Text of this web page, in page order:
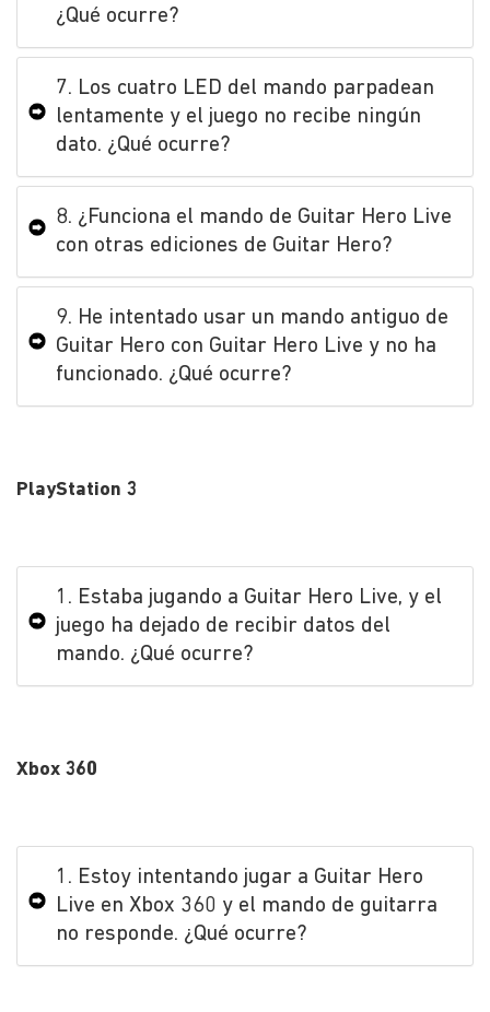
¿Qué ocurre?
7. Los cuatro LED del mando parpadean
lentamente y el juego no recibe ningún
dato. ¿Qué ocurre?
8. ¿Funciona el mando de Guitar Hero Live
con otras ediciones de Guitar Hero?
9. He intentado usar un mando antiguo de
Guitar Hero con Guitar Hero Live y no ha
funcionado. ¿Qué ocurre?
PlayStation 3
1. Estaba jugando a Guitar Hero Live, y el
juego ha dejado de recibir datos del
mando. ¿Qué ocurre?
Xbox 360
1. Estoy intentando jugar a Guitar Hero
Live en Xbox 360 y el mando de guitarra
no responde. ¿Qué ocurre?